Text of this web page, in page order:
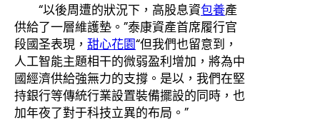
“以後周遭的狀況下，高股息資包養產
供給了一層維護墊。”泰康資產首席履行官
段國圣表現， 甜心花園“但我們也留意到，
人工智能主題相干的微弱盈利增加，將為中
國經濟供給強無力的支撐。是以，我們在堅
持銀行等傳統行業設置裝備擺設的同時，也
加年夜了對于科技立異的布局。”